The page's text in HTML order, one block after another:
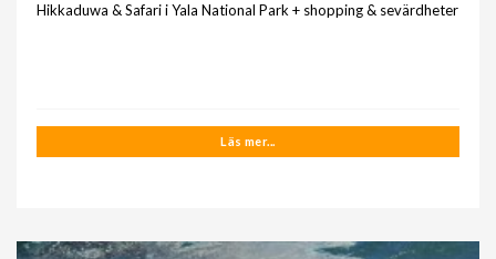
Hikkaduwa & Safari i Yala National Park + shopping & sevärdheter
Läs mer...